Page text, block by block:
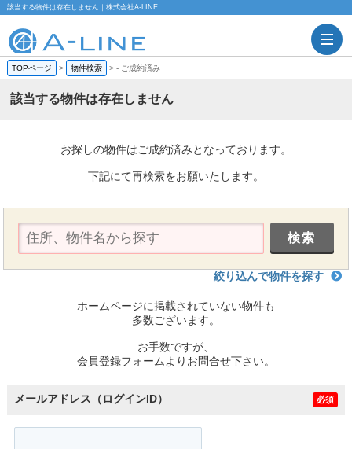
該当する物件は存在しません｜株式会社A-LINE
TOPページ > 物件検索 >- ご成約済み
該当する物件は存在しません
お探しの物件はご成約済みとなっております。
下記にて再検索をお願いたします。
絞り込んで物件を探す
ホームページに掲載されていない物件も
多数ございます。
お手数ですが、
会員登録フォームよりお問合せ下さい。
メールアドレス（ログインID） 必須